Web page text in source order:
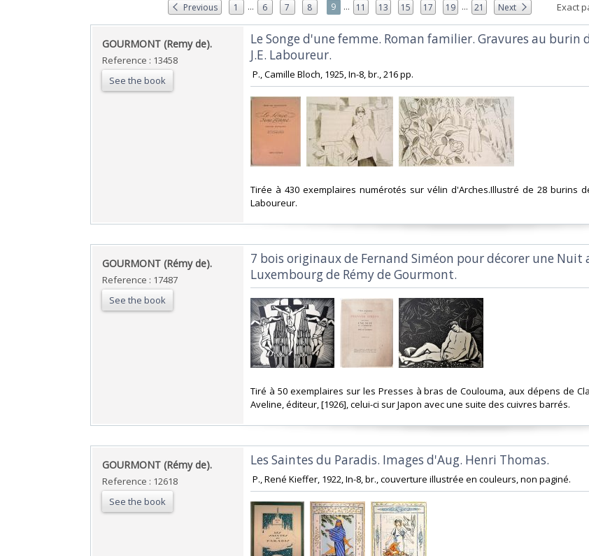
Previous 1 ... 6 7 8 9 ... 11 13 15 17 19 ... 21 Next Exact
‎GOURMONT (Remy de).‎
Reference : 13458
See the book
‎Le Songe d'une femme. Roman familier. Gravures au burin
J.E. Laboureur.‎
‎ P., Camille Bloch, 1925, In-8, br., 216 pp. ‎
‎Tirée à 430 exemplaires numérotés sur vélin d'Arches.Illustré de 28 burins
Laboureur. ‎
‎GOURMONT (Rémy de).‎
Reference : 17487
See the book
‎7 bois originaux de Fernand Siméon pour décorer une Nuit
Luxembourg de Rémy de Gourmont.‎
‎Tiré à 50 exemplaires sur les Presses à bras de Coulouma, aux dépens de
Aveline, éditeur, [1926], celui-ci sur Japon avec une suite des cuivres barrés. ‎
‎GOURMONT (Rémy de).‎
Reference : 12618
See the book
‎Les Saintes du Paradis. Images d'Aug. Henri Thomas.‎
‎ P., René Kieffer, 1922, In-8, br., couverture illustrée en couleurs, non paginé. ‎